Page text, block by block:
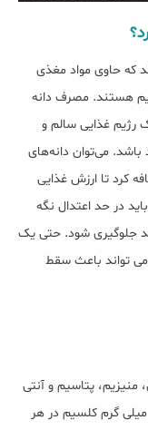
که حاوی مواد مغذی
هستند. مصرف دانه
رژیم غذایی سالم و
می‌توان دانه‌های
کرد تا ارزش غذایی
در حد اعتدال نگه
جلوگیری شود. حتی یک
می تواند باعث سقط
پتاسیم و آنتی
اکسیدان هستند و این دانه ها حاوی حدود 989 میلی گرم کلسیم در هر